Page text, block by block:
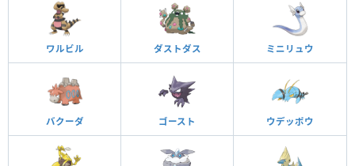
ワルビル ダストダス ミニリュウ
バクーダ ゴースト ウデッポウ